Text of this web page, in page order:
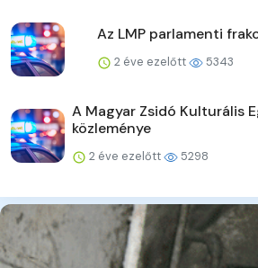
Az LMP parlamenti
2 éve ezelőtt 5343
A Magyar Zsidó Kulturális
közleménye
2 éve ezelőtt 5298